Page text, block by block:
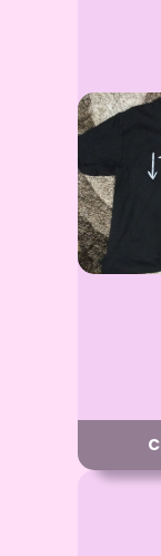
Mugs -